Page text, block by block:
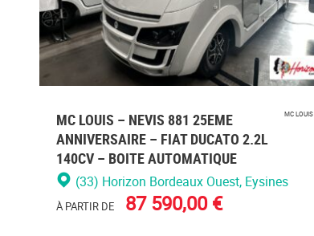
MC LOUIS – NEVIS 881 25EME
ANNIVERSAIRE – FIAT DUCATO 2.2L
140CV – BOITE AUTOMATIQUE
MC LOUIS
(33) Horizon Bordeaux Ouest, Eysines
À PARTIR DE 87 590,00 €